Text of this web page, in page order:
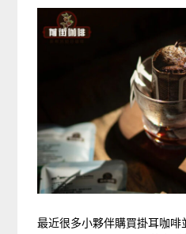
最近很多小夥伴購買掛耳咖